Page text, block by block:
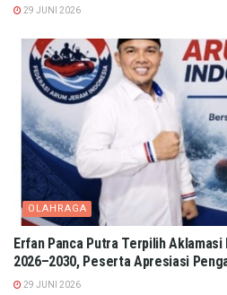
29 JUNI 2026
OLAHRAGA
Erfan Panca Putra Terpilih Aklamasi
2026–2030, Peserta Apresiasi
29 JUNI 2026